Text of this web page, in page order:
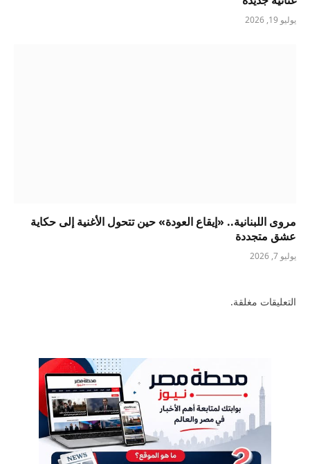
يوليو 19, 2026
مروى اللبنانية.. «إيقاع العودة» حين تتحول الأغنية إلى حكاية
عشق متجددة
يوليو 7, 2026
التعليقات مغلقة.